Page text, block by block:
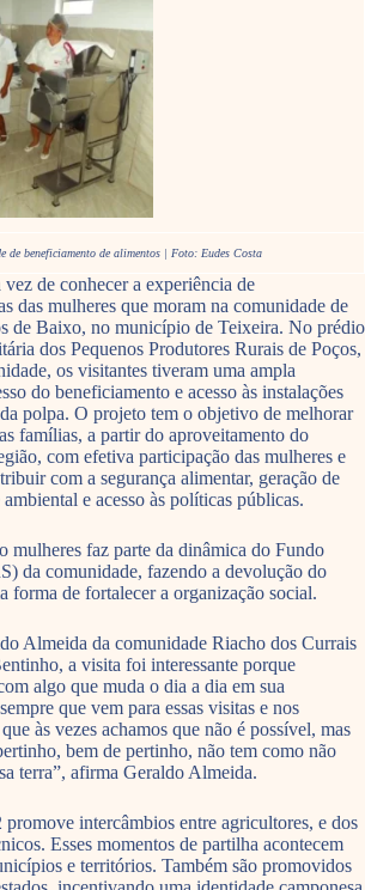
de beneficiamento de alimentos | Foto: Eudes Costa
de conhecer a experiência de
das mulheres que moram na comunidade de
de Baixo, no município de Teixeira. No prédio
dos Pequenos Produtores Rurais de Poços,
os visitantes tiveram uma ampla
do beneficiamento e acesso às instalações
polpa. O projeto tem o objetivo de melhorar
famílias, a partir do aproveitamento do
com efetiva participação das mulheres e
com a segurança alimentar, geração de
e acesso às políticas públicas.
mulheres faz parte da dinâmica do Fundo
da comunidade, fazendo a devolução do
forma de fortalecer a organização social.
Almeida da comunidade Riacho dos Currais
a visita foi interessante porque
algo que muda o dia a dia em sua
que vem para essas visitas e nos
às vezes achamos que não é possível, mas
bem de pertinho, não tem como não
terra”, afirma Geraldo Almeida.
promove intercâmbios entre agricultores, e dos
Esses momentos de partilha acontecem
e territórios. Também são promovidos